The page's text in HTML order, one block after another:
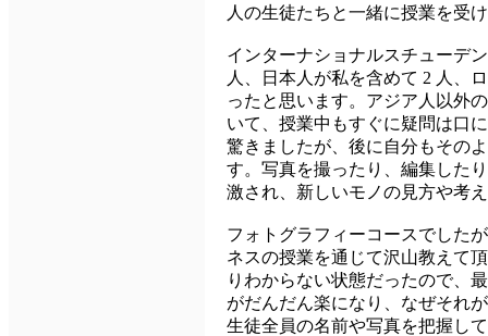
人の生徒たちと一緒に授業を受
インターナショナルスチューデ
人、日本人が私を含めて 2 人、
ったと思います。アジア人以外
いて、授業中もすぐに疑問は口
驚きましたが、後に自分もその
す。写真を撮ったり、編集した
激され、新しいモノの見方や考
フォトグラフィーコースでした
ネスの授業を通じて沢山教えて
りわからない状態だったので、
がだんだん楽になり、なぜそれ
生徒全員の名前や写真を把握し